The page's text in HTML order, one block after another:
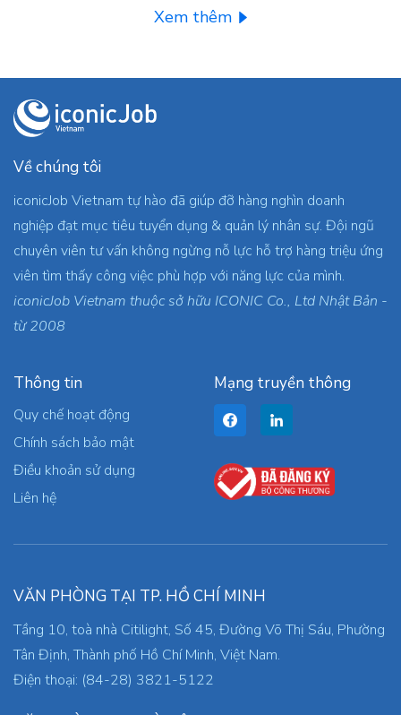
Xem thêm
Về chúng tôi
iconicJob Vietnam tự hào đã giúp đỡ hàng nghìn doanh
nghiệp đạt mục tiêu tuyển dụng & quản lý nhân sự. Đội ngũ
chuyên viên tư vấn không ngừng nỗ lực hỗ trợ hàng triệu ứng
viên tìm thấy công việc phù hợp với năng lực của mình.
iconicJob Vietnam thuộc sở hữu ICONIC Co., Ltd Nhật Bản -
từ 2008
Thông tin
Quy chế hoạt động
Chính sách bảo mật
Điều khoản sử dụng
Liên hệ
Mạng truyền thông
VĂN PHÒNG TẠI TP. HỒ CHÍ MINH
Tầng 10, toà nhà Citilight, Số 45, Đường Võ Thị Sáu, Phường
Tân Định, Thành phố Hồ Chí Minh, Việt Nam.
Điện thoại: (84-28) 3821-5122